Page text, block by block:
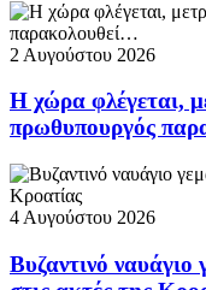
2 Αυγούστου 2026
Η χώρα φλέγεται,
πρωθυπουργός
4 Αυγούστου 2026
Βυζαντινό